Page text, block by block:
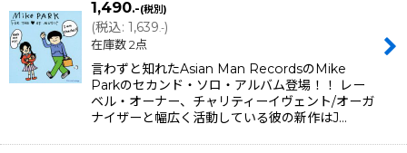
1,490.-(税別)
(税込: 1,639.-)
在庫数 2点
言わずと知れたAsian Man RecordsのMike
Parkのセカンド・ソロ・アルバム登場！！ レー
ベル・オーナー、チャリティーイヴェント/オーガ
ナイザーと幅広く活動している彼の新作はJ…